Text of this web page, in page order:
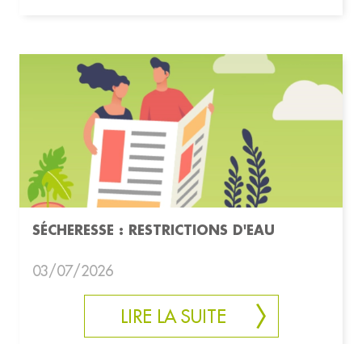
SÉCHERESSE : RESTRICTIONS D'EAU
03/07/2026
LIRE LA SUITE